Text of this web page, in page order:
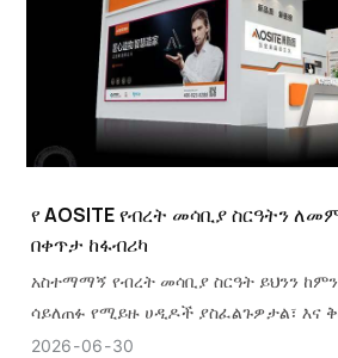
የ AOSITE የብረት መሳቢያ ስርዓትን
በቀጥታ ከፋብሪካ
አስተማማኝ የብረት መሳቢያ ስርዓት ይህንን
ሳይለጠፉ የሚይዙ ሀዲዶች ያስፈልጉዎታል፣ እና
የሚቆጠሩ ዑደቶችን የሚቋቋም ሳጥን
2026 06 30